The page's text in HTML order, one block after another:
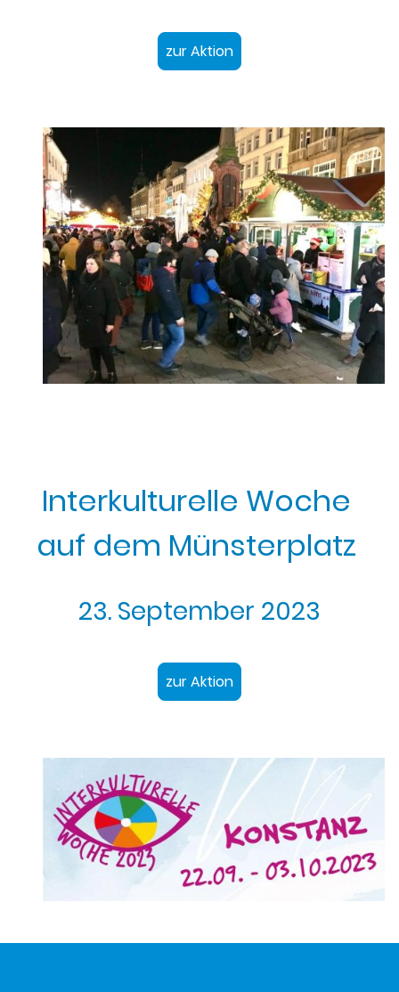
zur Aktion
Interkulturelle Woche
auf dem Münsterplatz
23. September 2023
zur Aktion